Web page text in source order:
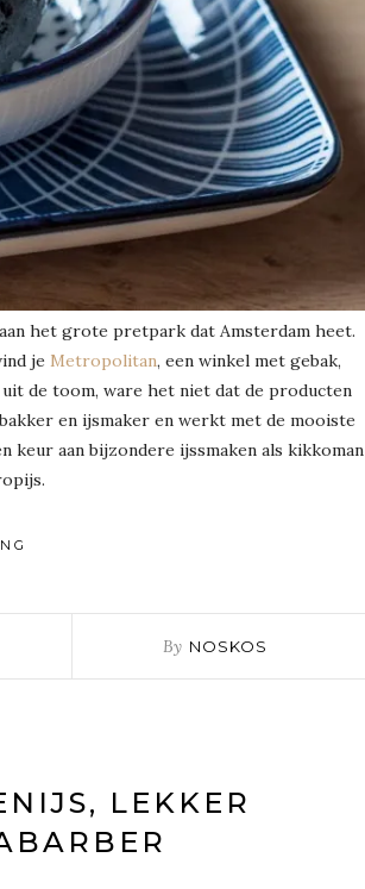
het grote pretpark dat Amsterdam heet.
je Metropolitan, een winkel met gebak,
de toom, ware het niet dat de producten
en ijsmaker en werkt met de mooiste
keur aan bijzondere ijssmaken als kikkoman
By NOSKOS
LEKKER